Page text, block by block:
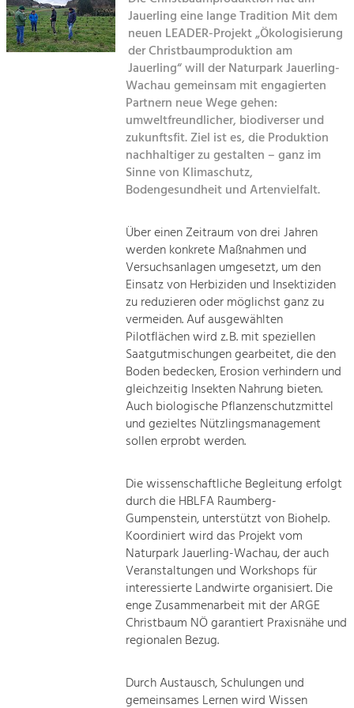
Suche
Landscape.
Tourism
Offer Development and Positioning
Art & Culture
Crafts, Science and Research.
Social Affairs, Education
Equality, Youth and Integration.
Mobility & Energy
Climate Change, Public Transport and
Renewable Energy.
Increase in Regional Value Added.
Jauerling eine lange Tradition Mit dem
neuen LEADER-Projekt „Ökologisierung
der Christbaumproduktion am
Jauerling“ will der Naturpark Jauerling-
Wachau gemeinsam mit engagierten
Partnern neue Wege gehen:
umweltfreundlicher, biodiverser und
zukunftsfit. Ziel ist es, die Produktion
nachhaltiger zu gestalten – ganz im
Sinne von Klimaschutz,
Bodengesundheit und Artenvielfalt.
Über einen Zeitraum von drei Jahren
werden konkrete Maßnahmen und
Versuchsanlagen umgesetzt, um den
Einsatz von Herbiziden und Insektiziden
zu reduzieren oder möglichst ganz zu
vermeiden. Auf ausgewählten
Pilotflächen wird z. B. mit speziellen
Saatgutmischungen gearbeitet, die den
Boden bedecken, Erosion verhindern und
gleichzeitig Insekten Nahrung bieten.
Auch biologische Pflanzenschutzmittel
und gezieltes Nützlingsmanagement
sollen erprobt werden.
Die wissenschaftliche Begleitung erfolgt
durch die HBLFA Raumberg-
Gumpenstein, unterstützt von Biohelp.
Koordiniert wird das Projekt vom
Naturpark Jauerling-Wachau, der auch
Veranstaltungen und Workshops für
interessierte Landwirte organisiert. Die
enge Zusammenarbeit mit der ARGE
Christbaum NÖ garantiert Praxisnähe und
regionalen Bezug.
Durch Austausch, Schulungen und
gemeinsames Lernen wird Wissen